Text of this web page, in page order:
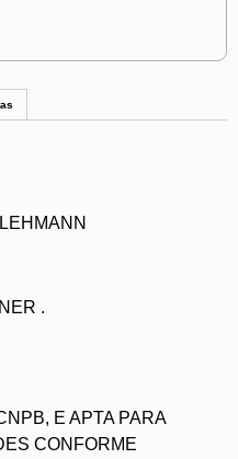
.
E APTA PARA
CONFORME